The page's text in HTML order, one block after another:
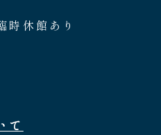
時休館あり
て